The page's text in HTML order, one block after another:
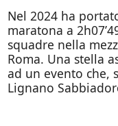
Nel 2024 ha
maratona a
squadre nella
Roma. Una stella
ad un evento che,
Lignano